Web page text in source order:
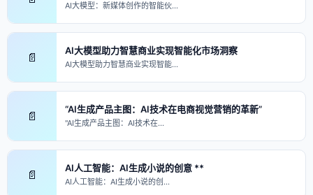
AI大模型：新媒体创作的智能伙…
📄 AI大模型助力智慧商业实现智能化市场洞察
AI大模型助力智慧商业实现智能…
📄 “AI生成产品主图：AI技术在电商视觉营销的革新”
"AI生成产品主图：AI技术在…
📄 AI人工智能：AI生成小说的创意 **
AI人工智能：AI生成小说的创…